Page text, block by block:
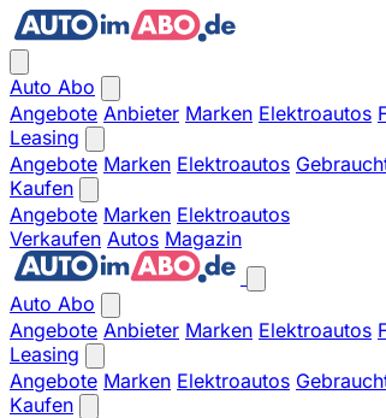
Auto Abo
Angebote Anbieter Marken Elektroautos
Leasing
Angebote Marken Elektroautos
Kaufen
Angebote Marken Elektroautos
Verkaufen Autos Magazin
Auto Abo
Angebote Anbieter Marken Elektroautos
Leasing
Angebote Marken Elektroautos
Kaufen